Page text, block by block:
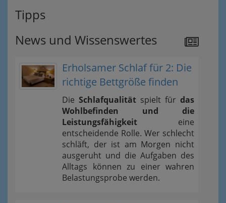
Tipps
News und Wissenswertes
Erholsamer Schlaf für 2: Die
richtige Bettgröße finden
Die Schlafqualität spielt für das
Wohlbefinden und die
Leistungsfähigkeit eine
entscheidende Rolle. Wer schlecht
schläft, der ist am Morgen nicht
ausgeruht und die Aufgaben des
Alltags können zu einer wahren
Belastungsprobe werden.